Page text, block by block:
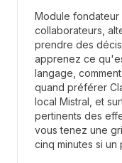
Module fondateur
collaborateurs,
prendre des
apprenez ce
langage,
quand préférer
local Mistral, et
pertinents des
vous tenez une
cinq minutes si un